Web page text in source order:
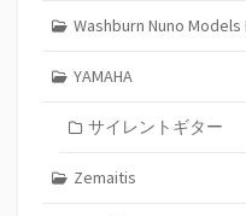
Washburn Nuno Models
YAMAHA
サイレントギター
Zemaitis